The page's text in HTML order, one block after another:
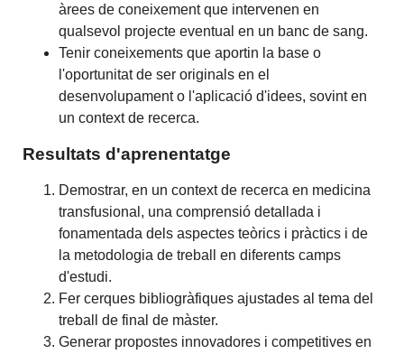
àrees de coneixement que intervenen en
qualsevol projecte eventual en un banc de sang.
Tenir coneixements que aportin la base o
l'oportunitat de ser originals en el
desenvolupament o l'aplicació d'idees, sovint en
un context de recerca.
Resultats d'aprenentatge
Demostrar, en un context de recerca en medicina
transfusional, una comprensió detallada i
fonamentada dels aspectes teòrics i pràctics i de
la metodologia de treball en diferents camps
d'estudi.
Fer cerques bibliogràfiques ajustades al tema del
treball de final de màster.
Generar propostes innovadores i competitives en